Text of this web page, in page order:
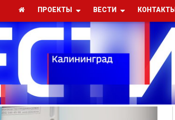
ПРОЕКТЫ ВЕСТИ КОНТАКТЫ